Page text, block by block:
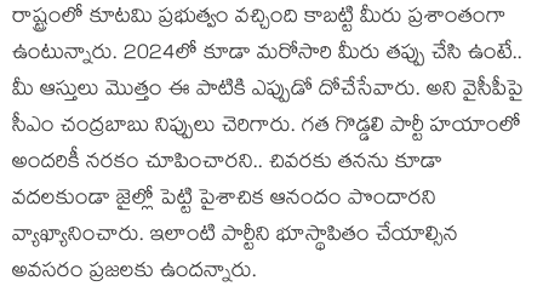
రాష్ట్రంలో కూట‌మి ప్ర‌భుత్వం వ‌చ్చింది కాబ‌ట్టి మీరు ప్ర‌శాంతంగా
ఉంటున్నారు. 2024లో కూడా మ‌రోసారి మీరు త‌ప్పు చేసి ఉంటే..
మీ ఆస్తులు మొత్తం ఈ పాటికి ఎప్పుడో దోచేసేవారు. అని వైసీపీపై
సీఎం చంద్ర‌బాబు నిప్పులు చెరిగారు. గ‌త గొడ్డ‌లి పార్టీ హ‌యాంలో
అంద‌రికీ న‌ర‌కం చూపించార‌ని.. చివ‌ర‌కు త‌న‌ను కూడా
వ‌ద‌ల‌కుండా జైల్లో పెట్టి పైశాచిక ఆనందం పొందార‌ని
వ్యాఖ్యానించారు. ఇలాంటి పార్టీని భూస్థాపితం చేయాల్సిన
అవ‌స‌రం ప్ర‌జ‌ల‌కు ఉంద‌న్నారు.